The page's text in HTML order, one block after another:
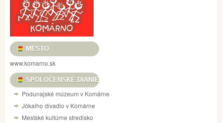
MESTO
www.komarno.sk
SPOLOČENSKÉ DIANIE
Podunajské múzeum v Komárne
Jókaiho divadlo v Komárne
Mestské kultúrne stredisko